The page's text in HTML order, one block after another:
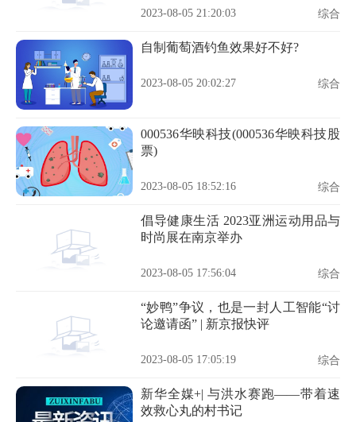
2023-08-05 21:20:03 综合
自制葡萄酒钓鱼效果好不好?
2023-08-05 20:02:27 综合
000536华映科技(000536华映科技股
票)
2023-08-05 18:52:16 综合
倡导健康生活 2023亚洲运动用品与
时尚展在南京举办
2023-08-05 17:56:04 综合
“妙鸭”争议，也是一封人工智能“讨
论邀请函” | 新京报快评
2023-08-05 17:05:19 综合
新华全媒+| 与洪水赛跑——带着速
效救心丸的村书记